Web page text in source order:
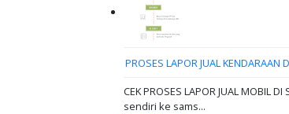
PROSES LAPOR JUAL KENDARAAN
CEK PROSES LAPOR JUAL
sendiri ke sams...